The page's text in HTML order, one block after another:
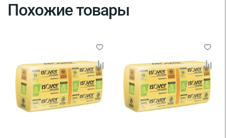
Ширина, мм
600
Похожие товары